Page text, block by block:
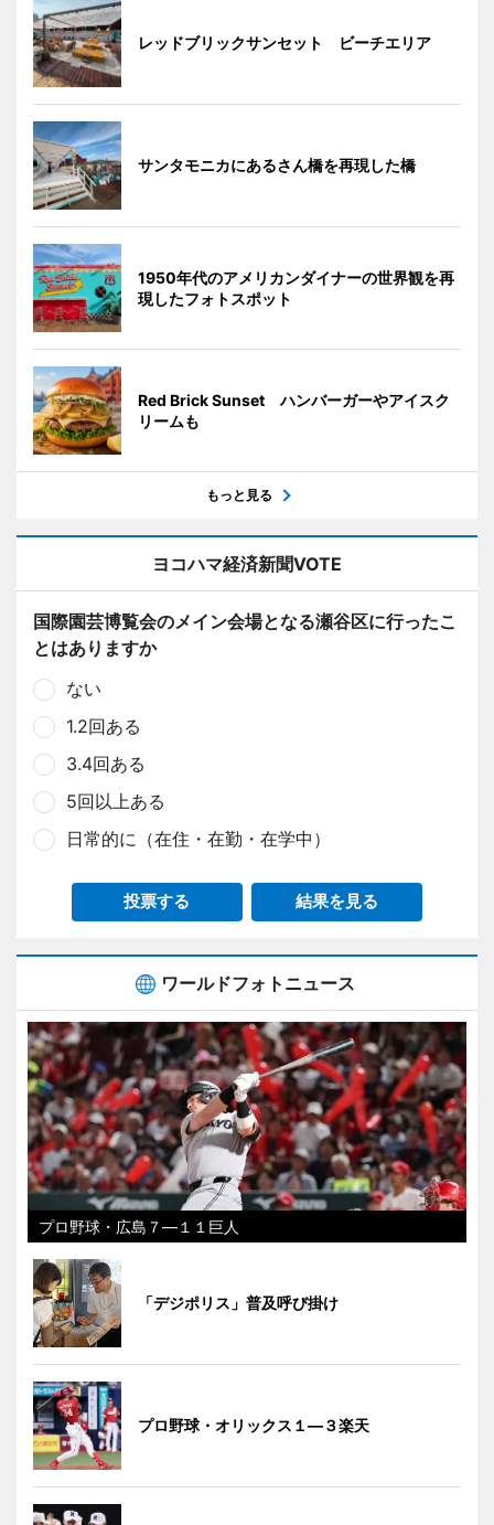
レッドブリックサンセット ビーチエリア
サンタモニカにあるさん橋を再現した橋
1950年代のアメリカンダイナーの世界観を再
現したフォトスポット
Red Brick Sunset ハンバーガーやアイスク
リームも
もっと見る
ヨコハマ経済新聞VOTE
国際園芸博覧会のメイン会場となる瀬谷区に行ったこ
とはありますか
ない
1.2回ある
3.4回ある
5回以上ある
日常的に（在住・在勤・在学中）
投票する 結果を見る
ワールドフォトニュース
プロ野球・広島７―１１巨人
「デジポリス」普及呼び掛け
プロ野球・オリックス１―３楽天